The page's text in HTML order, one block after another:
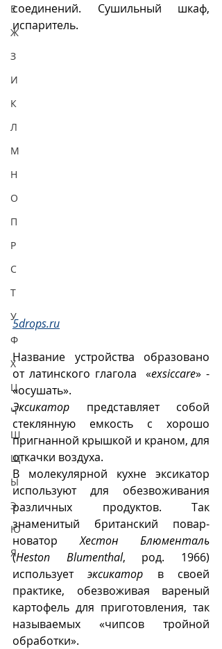
Е
Ж
З
И
К
Л
М
Н
О
П
Р
С
Т
У
Ф
Х
Ц
Ч
Ш
Щ
Ы
Э
Ю
Я
соединений. Сушильный шкаф,
испаритель.
5drops.ru
Название устройства образовано
от латинского глагола  «exsiccare» -
«осушать».
Эксикатор представляет собой
стеклянную емкость с хорошо
пригнанной крышкой и краном, для
откачки воздуха.
В молекулярной кухне эксикатор
используют для обезвоживания
различных продуктов. Так
знаменитый британский повар-
новатор Хестон Блюменталь
(Heston Blumenthal, род. 1966)
использует эксикатор в своей
практике, обезвоживая вареный
картофель для приготовления, так
называемых «чипсов тройной
обработки».